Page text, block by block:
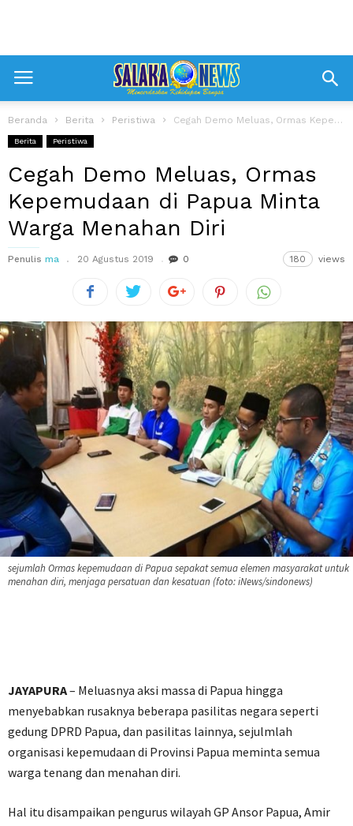
Beranda Berita Peristiwa Cegah Demo Meluas, Ormas Kepemudaan di Papua Minta Warga Menahan Diri
Berita Peristiwa
Cegah Demo Meluas, Ormas
Kepemudaan di Papua Minta
Warga Menahan Diri
Penulis ma 20 Agustus 2019 0 180 views
sejumlah Ormas kepemudaan di Papua sepakat semua elemen masyarakat untuk
menahan diri, menjaga persatuan dan kesatuan (foto: iNews/sindonews)
JAYAPURA– Meluasnya aksi massa di Papua hingga
menyebabkan rusaknya beberapa pasilitas negara seperti
gedung DPRD Papua, dan pasilitas lainnya, sejulmlah
organisasi kepemudaan di Provinsi Papua meminta semua
warga tenang dan menahan diri.
Hal itu disampaikan pengurus wilayah GP Ansor Papua, Amir